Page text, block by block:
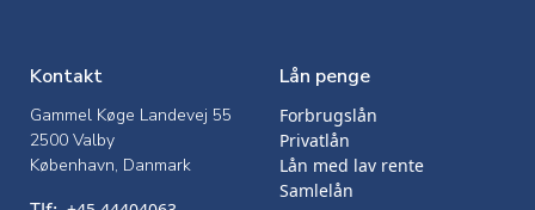
Kontakt
Gammel Køge Landevej 55
2500 Valby
København, Danmark
Lån penge
Forbrugslån
Privatlån
Lån med lav rente
Samlelån